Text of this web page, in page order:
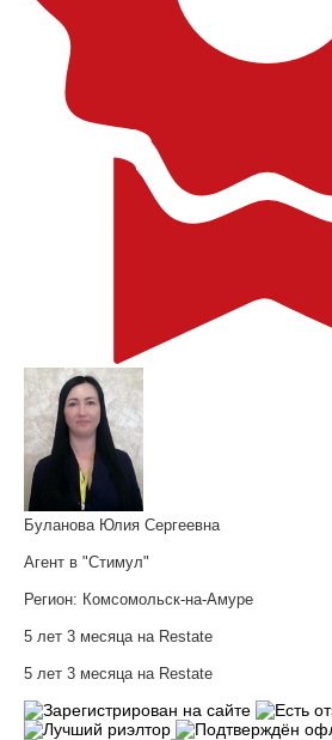
Буланова Юлия Сергеевна
Агент в "Стимул"
Регион: Комсомольск-на-Амуре
5 лет 3 месяца на Restate
5 лет 3 месяца на Restate